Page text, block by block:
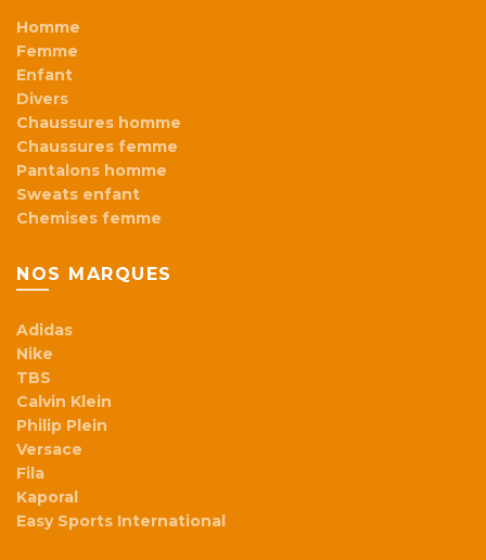
Homme
Femme
Enfant
Divers
Chaussures homme
Chaussures femme
Pantalons homme
Sweats enfant
Chemises femme
NOS MARQUES
Adidas
Nike
TBS
Calvin Klein
Philip Plein
Versace
Fila
Kaporal
Easy Sports International